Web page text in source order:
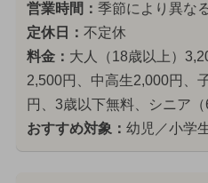
営業時間： 季節により異な
定休日： 不定休
料金： 大人（18歳以上）
2,500円、中高生2,000円、
円、3歳以下無料、シニア
おすすめ対象： 幼児／小学